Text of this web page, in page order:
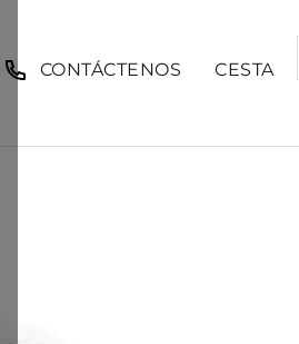
CONTÁCTENOS CESTA